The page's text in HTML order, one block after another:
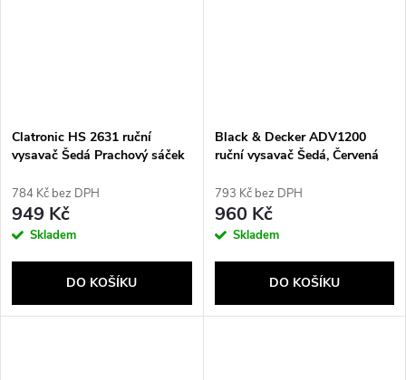
Clatronic HS 2631 ruční
vysavač Šedá Prachový sáček
784 Kč bez DPH
949 Kč
Skladem
DO KOŠÍKU
Black & Decker ADV1200
ruční vysavač Šedá, Červená
793 Kč bez DPH
960 Kč
Skladem
DO KOŠÍKU